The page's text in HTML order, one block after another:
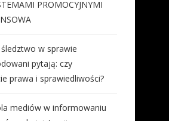
PROMOCYJNYMI
w sprawie
pytają: czy
prawa i sprawiedliwości?
mediów w informowaniu